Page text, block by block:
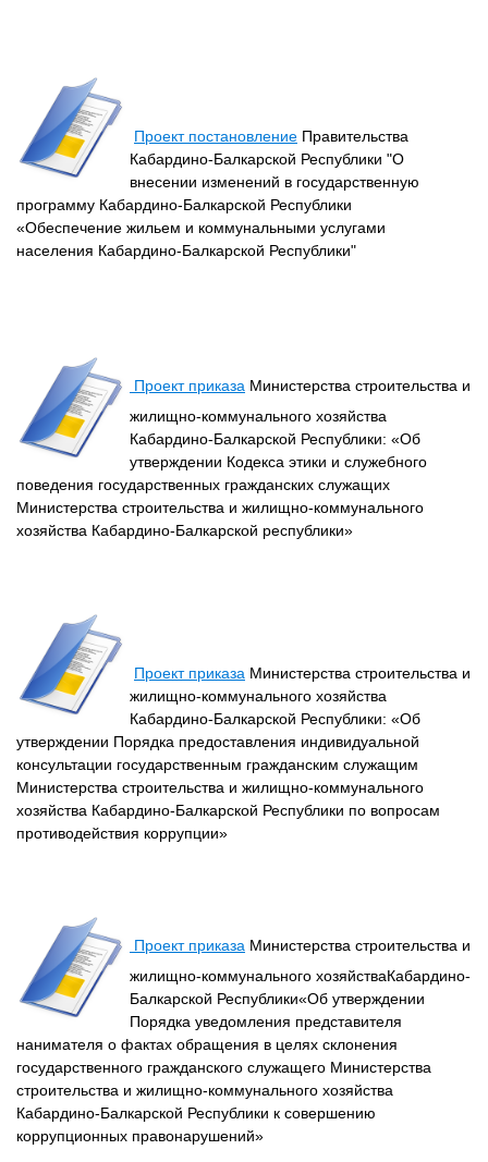
Проект постановление Правительства
Кабардино-Балкарской Республики "О
внесении изменений в государственную
программу Кабардино-Балкарской Республики
«Обеспечение жильем и коммунальными услугами
населения Кабардино-Балкарской Республики"
Проект приказа Министерства строительства и
жилищно-коммунального хозяйства
Кабардино-Балкарской Республики: «Об
утверждении Кодекса этики и служебного
поведения государственных гражданских служащих
Министерства строительства и жилищно-коммунального
хозяйства Кабардино-Балкарской республики»
Проект приказа Министерства строительства и
жилищно-коммунального хозяйства
Кабардино-Балкарской Республики: «Об
утверждении Порядка предоставления индивидуальной
консультации государственным гражданским служащим
Министерства строительства и жилищно-коммунального
хозяйства Кабардино-Балкарской Республики по вопросам
противодействия коррупции»
Проект приказа Министерства строительства и
жилищно-коммунального хозяйстваКабардино-
Балкарской Республики«Об утверждении
Порядка уведомления представителя
нанимателя о фактах обращения в целях склонения
государственного гражданского служащего Министерства
строительства и жилищно-коммунального хозяйства
Кабардино-Балкарской Республики к совершению
коррупционных правонарушений»